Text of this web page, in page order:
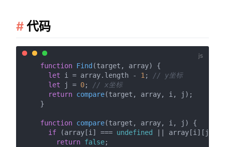
代码
function Find (target, array) {
let i = array. length - 1; // y坐标
let j = 0; // x坐标
return compare(target, array, i, j);
    }
function compare(target, array, i, j ) {
if (array[i] === undefined
|| array[i][j]
return false;